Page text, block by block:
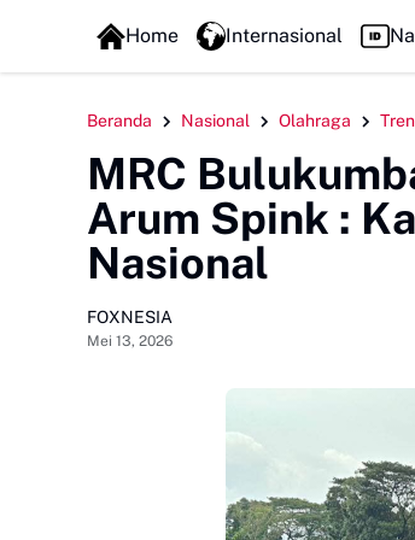
FOXLINE NEWS
Home Internasional
Beranda Nasional Olahraga
MRC
Arum Spink :
Nasional
FOXNESIA
Mei 13, 2026